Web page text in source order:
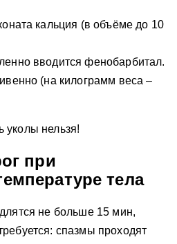
кальция (в объёме до 10
вводится фенобарбитал.
(на килограмм веса –
уколы нельзя!
при
тела
не больше 15 мин,
спазмы проходят